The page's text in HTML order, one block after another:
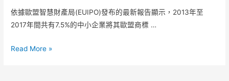
依據歐盟智慧財產局(EUIPO)發布的最新報告顯示，2013年至
2017年間共有7.5%的中小企業將其歐盟商標 …
Read More »